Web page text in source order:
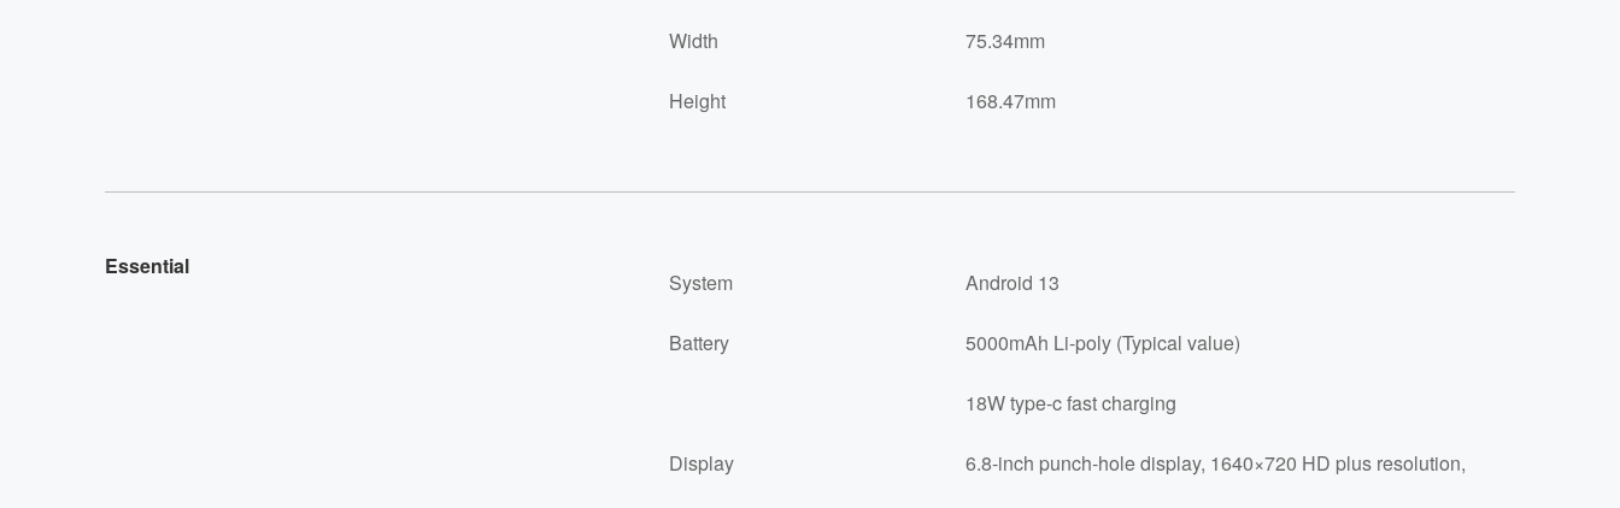
Width 75.34mm
Height 168.47mm
Essential
System Android 13
Battery 5000mAh Li-poly (Typical value)
18W type-c fast charging
Display 6.8-inch punch-hole display, 1640×720 HD plus resolution,